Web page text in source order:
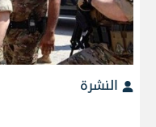
النشرة